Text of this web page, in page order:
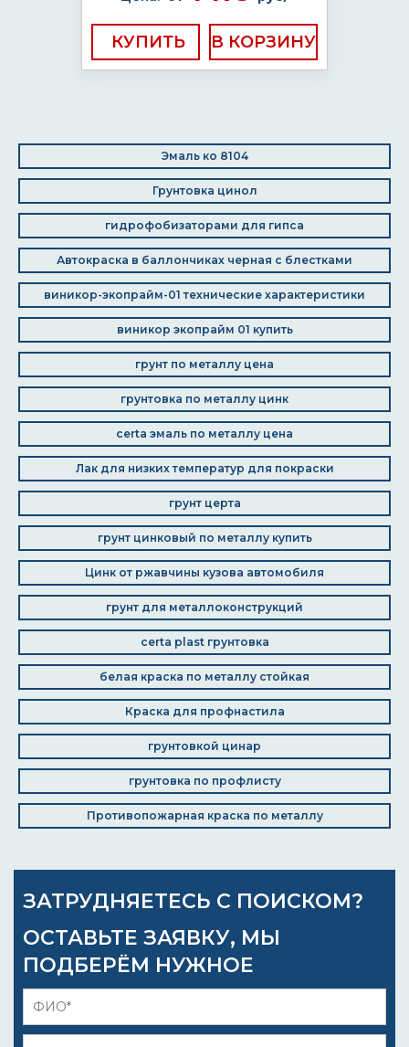
КУПИТЬ
Эмаль ко 8104
Грунтовка цинол
гидрофобизаторами для гипса
Автокраска в баллончиках черная с блестками
виникор-экопрайм-01 технические характеристики
виникор экопрайм 01 купить
грунт по металлу цена
грунтовка по металлу цинк
certa эмаль по металлу цена
Лак для низких температур для покраски
грунт церта
грунт цинковый по металлу купить
Цинк от ржавчины кузова автомобиля
грунт для металлоконструкций
certa plast грунтовка
белая краска по металлу стойкая
Краска для профнастила
грунтовкой цинар
грунтовка по профлисту
Противопожарная краска по металлу
ЗАТРУДНЯЕТЕСЬ С ПОИСКОМ?
ОСТАВЬТЕ ЗАЯВКУ, МЫ
ПОДБЕРЁМ НУЖНОЕ